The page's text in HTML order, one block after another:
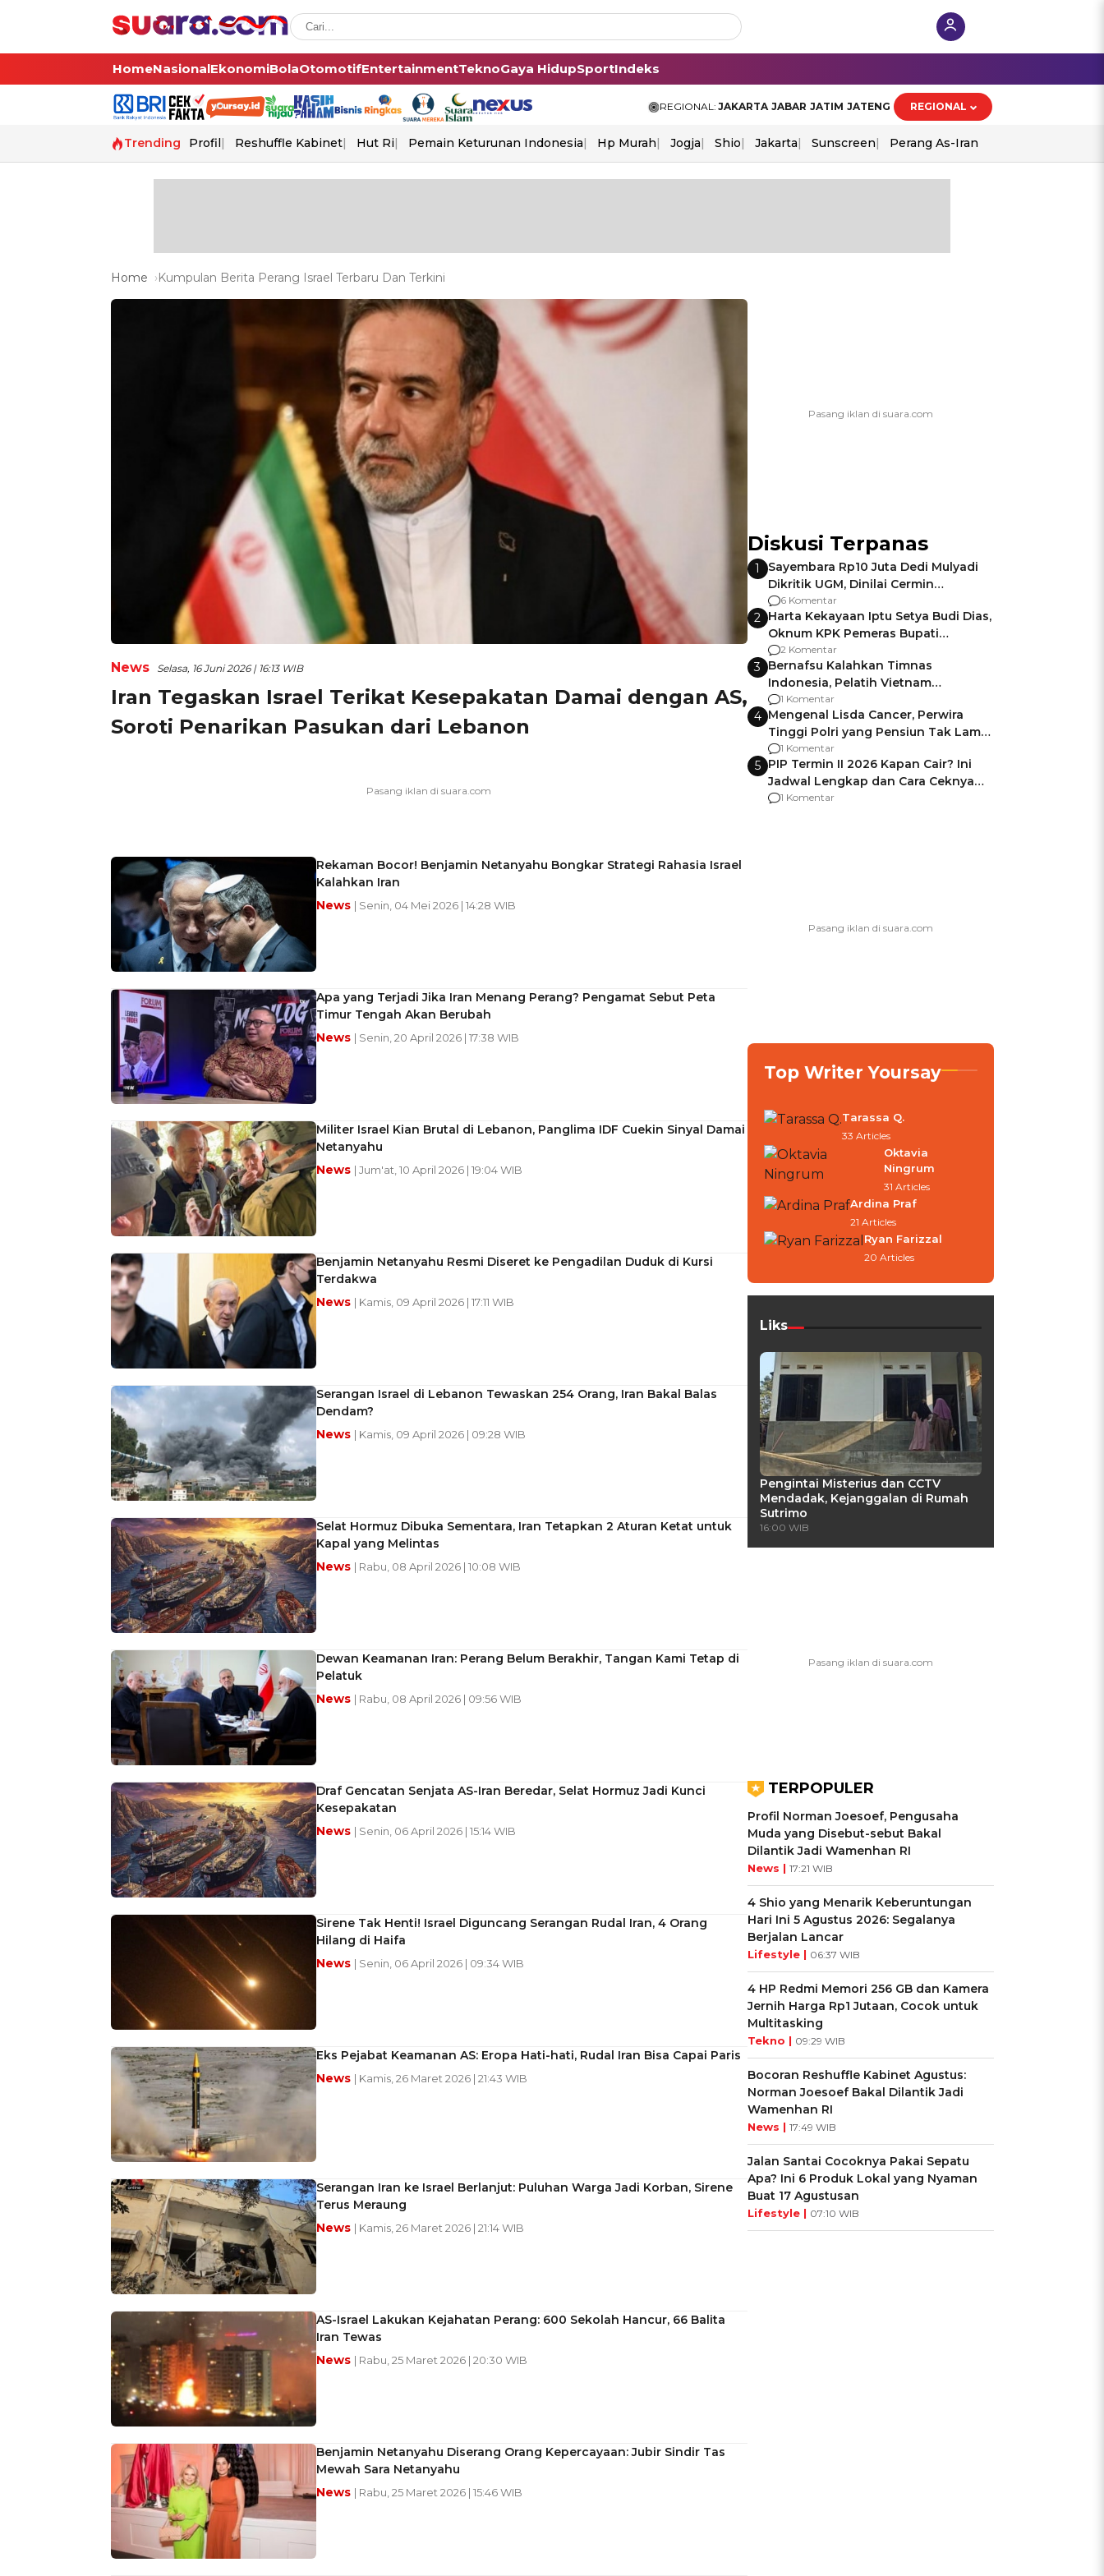
HomeNasionalEkonomiBolaOtomotifEntertainmentTeknoGaya HidupSportIndeks
REGIONAL: JAKARTA JABAR JATIM JATENG REGIONAL
Trending Profil Reshuffle Kabinet Hut Ri Pemain Keturunan Indonesia Hp Murah Jogja Shio Jakarta Sunscreen Perang As-Iran
Home Kumpulan Berita Perang Israel Terbaru Dan Terkini
News Selasa, 16 Juni 2026 | 16:13 WIB
Iran Tegaskan Israel Terikat Kesepakatan Damai dengan AS,
Soroti Penarikan Pasukan dari Lebanon
Rekaman Bocor! Benjamin Netanyahu Bongkar Strategi Rahasia Israel
Kalahkan Iran
News | Senin, 04 Mei 2026 | 14:28 WIB
Apa yang Terjadi Jika Iran Menang Perang? Pengamat Sebut Peta
Timur Tengah Akan Berubah
News | Senin, 20 April 2026 | 17:38 WIB
Militer Israel Kian Brutal di Lebanon, Panglima IDF Cuekin Sinyal Damai
Netanyahu
News | Jum'at, 10 April 2026 | 19:04 WIB
Benjamin Netanyahu Resmi Diseret ke Pengadilan Duduk di Kursi
Terdakwa
News | Kamis, 09 April 2026 | 17:11 WIB
Serangan Israel di Lebanon Tewaskan 254 Orang, Iran Bakal Balas
Dendam?
News | Kamis, 09 April 2026 | 09:28 WIB
Selat Hormuz Dibuka Sementara, Iran Tetapkan 2 Aturan Ketat untuk
Kapal yang Melintas
News | Rabu, 08 April 2026 | 10:08 WIB
Dewan Keamanan Iran: Perang Belum Berakhir, Tangan Kami Tetap di
Pelatuk
News | Rabu, 08 April 2026 | 09:56 WIB
Draf Gencatan Senjata AS-Iran Beredar, Selat Hormuz Jadi Kunci
Kesepakatan
News | Senin, 06 April 2026 | 15:14 WIB
Sirene Tak Henti! Israel Diguncang Serangan Rudal Iran, 4 Orang
Hilang di Haifa
News | Senin, 06 April 2026 | 09:34 WIB
Eks Pejabat Keamanan AS: Eropa Hati-hati, Rudal Iran Bisa Capai Paris
News | Kamis, 26 Maret 2026 | 21:43 WIB
Serangan Iran ke Israel Berlanjut: Puluhan Warga Jadi Korban, Sirene
Terus Meraung
News | Kamis, 26 Maret 2026 | 21:14 WIB
AS-Israel Lakukan Kejahatan Perang: 600 Sekolah Hancur, 66 Balita
Iran Tewas
News | Rabu, 25 Maret 2026 | 20:30 WIB
Benjamin Netanyahu Diserang Orang Kepercayaan: Jubir Sindir Tas
Mewah Sara Netanyahu
News | Rabu, 25 Maret 2026 | 15:46 WIB
Diskusi Terpanas
1
Sayembara Rp10 Juta Dedi Mulyadi
Dikritik UGM, Dinilai Cermin
Gagalnya Negara Jamin Keamanan
6 Komentar
2 Harta Kekayaan Iptu Setya Budi Dias,
Oknum KPK Pemeras Bupati
Pemalang
2 Komentar
3 Bernafsu Kalahkan Timnas
Indonesia, Pelatih Vietnam
Berencana Pakai Jimat di Pakansari
1 Komentar
4 Mengenal Lisda Cancer, Perwira
Tinggi Polri yang Pensiun Tak Lama
Usai Jadi Brigjen
1 Komentar
5 PIP Termin II 2026 Kapan Cair? Ini
Jadwal Lengkap dan Cara Ceknya
agar Dana Tidak Hangus!
1 Komentar
Top Writer Yoursay
Tarassa Q.
33 Articles
Oktavia
Ningrum
31 Articles
Ardina Praf
21 Articles
Ryan Farizzal
20 Articles
Liks
Pengintai Misterius dan CCTV
Mendadak, Kejanggalan di Rumah
Sutrimo
16:00 WIB
TERPOPULER
Profil Norman Joesoef, Pengusaha
Muda yang Disebut-sebut Bakal
Dilantik Jadi Wamenhan RI
News | 17:21 WIB
4 Shio yang Menarik Keberuntungan
Hari Ini 5 Agustus 2026: Segalanya
Berjalan Lancar
Lifestyle | 06:37 WIB
4 HP Redmi Memori 256 GB dan Kamera
Jernih Harga Rp1 Jutaan, Cocok untuk
Multitasking
Tekno | 09:29 WIB
Bocoran Reshuffle Kabinet Agustus:
Norman Joesoef Bakal Dilantik Jadi
Wamenhan RI
News | 17:49 WIB
Jalan Santai Cocoknya Pakai Sepatu
Apa? Ini 6 Produk Lokal yang Nyaman
Buat 17 Agustusan
Lifestyle | 07:10 WIB